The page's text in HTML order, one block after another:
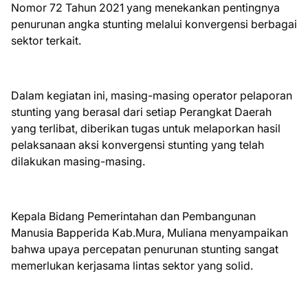
Nomor 72 Tahun 2021 yang menekankan pentingnya
penurunan angka stunting melalui konvergensi berbagai
sektor terkait.
Dalam kegiatan ini, masing-masing operator pelaporan
stunting yang berasal dari setiap Perangkat Daerah
yang terlibat, diberikan tugas untuk melaporkan hasil
pelaksanaan aksi konvergensi stunting yang telah
dilakukan masing-masing.
Kepala Bidang Pemerintahan dan Pembangunan
Manusia Bapperida Kab.Mura, Muliana menyampaikan
bahwa upaya percepatan penurunan stunting sangat
memerlukan kerjasama lintas sektor yang solid.